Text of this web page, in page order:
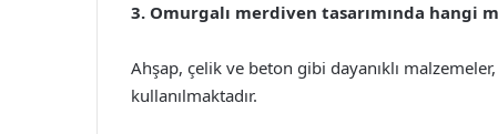
3. Omurgalı merdiven tasarımında hangi
Ahşap, çelik ve beton gibi dayanıklı
kullanılmaktadır.